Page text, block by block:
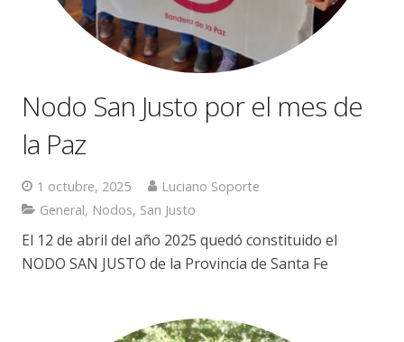
Nodo San Justo por el mes de
la Paz
1 octubre, 2025
Luciano Soporte
General, Nodos, San Justo
El 12 de abril del año 2025 quedó constituido el
NODO SAN JUSTO de la Provincia de Santa Fe